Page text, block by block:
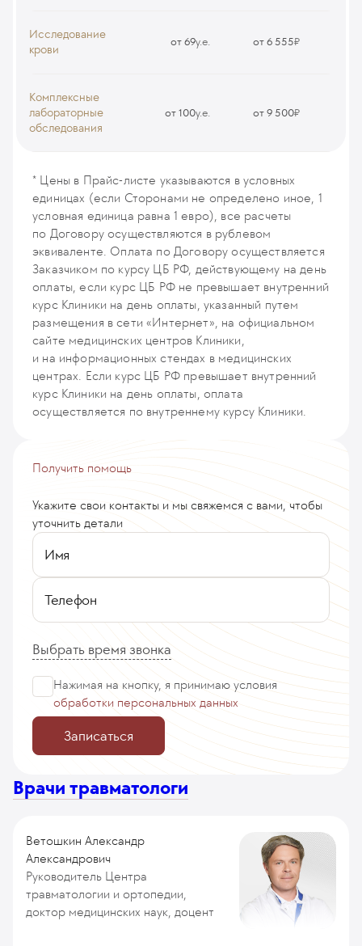
MRI96
Исследование
крови
от 69у.е. от 6 555₽
A000
лейкоцитарной формулы
Комплексные
лабораторные
обследования
от 100у.е. от 9 500₽
K017
* Цены в Прайс-листе указываются в условных
единицах (если Сторонами не определено иное, 1
условная единица равна 1 евро), все расчеты
по Договору осуществляются в рублевом
эквиваленте. Оплата по Договору осуществляется
Заказчиком по курсу ЦБ РФ, действующему на день
оплаты, если курс ЦБ РФ не превышает внутренний
курс Клиники на день оплаты, указанный путем
размещения в сети «Интернет», на официальном
сайте медицинских центров Клиники,
и на информационных стендах в медицинских
центрах. Если курс ЦБ РФ превышает внутренний
курс Клиники на день оплаты, оплата
осуществляется по внутреннему курсу Клиники.
Получить помощь
Укажите свои контакты и мы свяжемся с вами, чтобы
уточнить детали
Имя
Телефон
Выбрать время звонка
Нажимая на кнопку, я принимаю условия
обработки персональных данных
Записаться
Врачи травматологи
Ветошкин Александр
Александрович
Руководитель Центра
травматологии и ортопедии,
доктор медицинских наук, доцент